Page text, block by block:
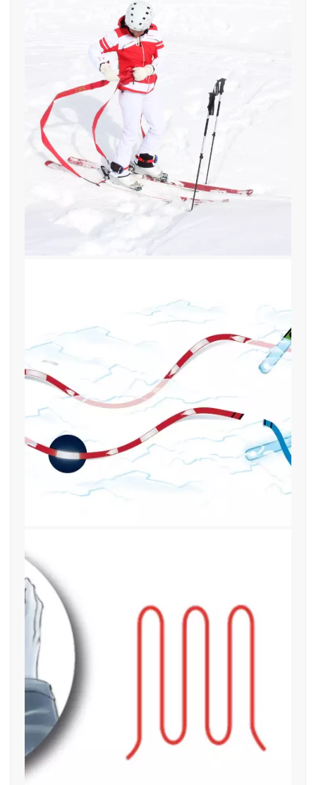
14. März 2015
find—me! In gefährlichem
Gelände einfach einstecken
18. April 2019
find—me Lawinenverschütteter
blaue rote Bänder Mod 2019
Einstopfen statt rollen find—me